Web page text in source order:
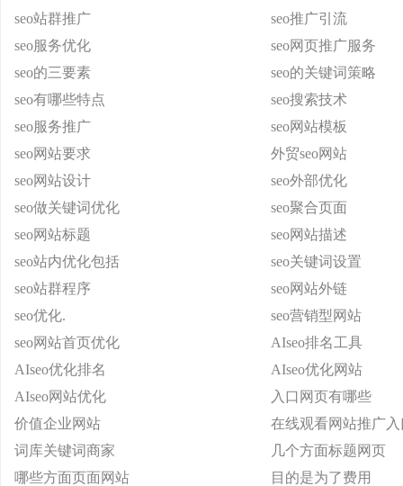
seo站群推广
seo推广引流
seo服务优化
seo网页推广服务
seo的三要素
seo的关键词策略
seo有哪些特点
seo搜索技术
seo服务推广
seo网站模板
seo网站要求
外贸seo网站
seo网站设计
seo外部优化
seo做关键词优化
seo聚合页面
seo网站标题
seo网站描述
seo站内优化包括
seo关键词设置
seo站群程序
seo网站外链
seo优化.
seo营销型网站
seo网站首页优化
AIseo排名工具
AIseo优化排名
AIseo优化网站
AIseo网站优化
入口网页有哪些
价值企业网站
在线观看网站推广入
词库关键词商家
几个方面标题网页
哪些方面页面网站
目的是为了费用